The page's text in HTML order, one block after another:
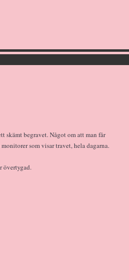
skämt begravet. Något om att man får
som visar travet, hela dagarna.
övertygad.